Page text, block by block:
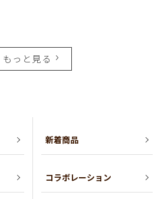
もっと見る
新着商品
コラボレーション